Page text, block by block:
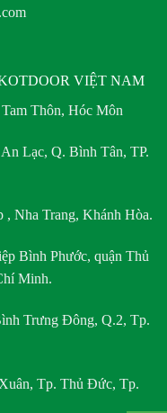
VIỆT NAM
Thôn, Hóc Môn
Lạc, Q. Bình Tân, TP.
Nha Trang, Khánh Hòa.
Bình Phước, quận Thủ
Minh.
Trưng Đông, Q.2, Tp.
Tp. Thủ Đức, Tp.